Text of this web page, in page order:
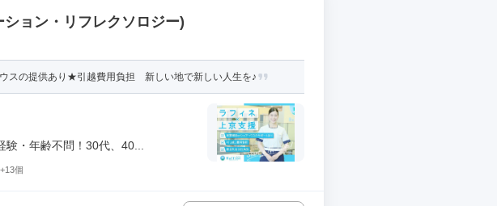
ョン・リフレクソロジー)
スの提供あり★引越費用負担 新しい地で新しい人生を♪
・年齢不問！30代、40...
+13個